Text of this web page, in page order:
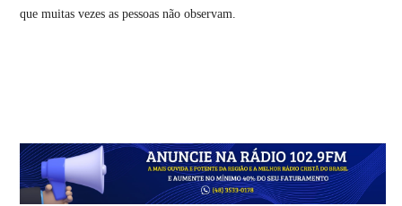
que muitas vezes as pessoas não observam.